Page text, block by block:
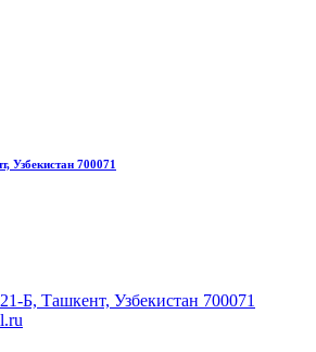
Узбекистан 700071
Б, Ташкент, Узбекистан 700071